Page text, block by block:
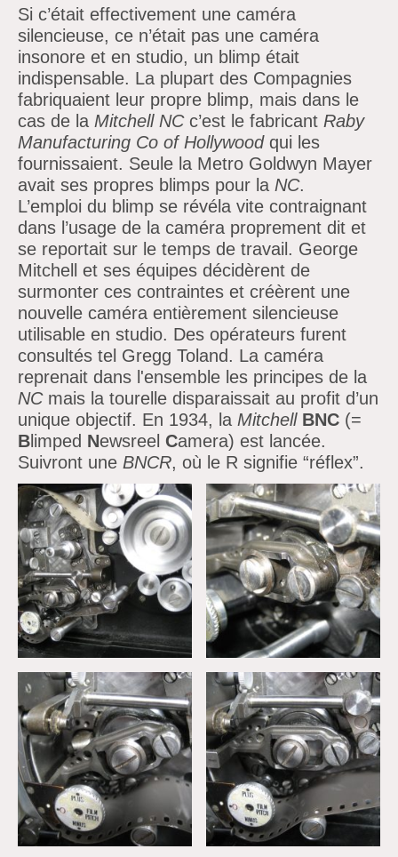
Si c’était effectivement une caméra
silencieuse, ce n’était pas une caméra
insonore et en studio, un blimp était
indispensable. La plupart des Compagnies
fabriquaient leur propre blimp, mais dans le
cas de la Mitchell NC c’est le fabricant Raby
Manufacturing Co of Hollywood qui les
fournissaient. Seule la Metro Goldwyn Mayer
avait ses propres blimps pour la NC.
L’emploi du blimp se révéla vite contraignant
dans l’usage de la caméra proprement dit et
se reportait sur le temps de travail. George
Mitchell et ses équipes décidèrent de
surmonter ces contraintes et créèrent une
nouvelle caméra entièrement silencieuse
utilisable en studio. Des opérateurs furent
consultés tel Gregg Toland. La caméra
reprenait dans l'ensemble les principes de la
NC mais la tourelle disparaissait au profit d’un
unique objectif. En 1934, la Mitchell BNC (=
B limped Newsreel Camera) est lancée.
Suivront une BNCR, où le R signifie “réflex”.